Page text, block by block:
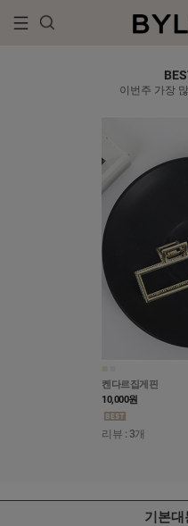
이번주 가장
■
켄다르집게핀
10,000원
리뷰 : 3개
기본